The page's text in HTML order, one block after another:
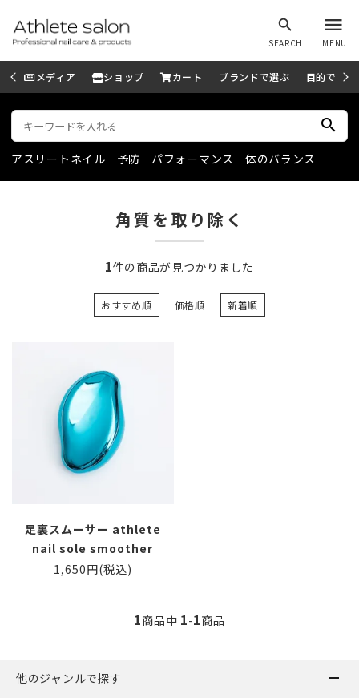
search
SEARCH
menu
MENU
メディア ショップ カート ブランドで選ぶ 目的で選ぶ
search
アスリートネイル 予防 パフォーマンス 体のバランス
角質を取り除く
1件の商品が見つかりました
おすすめ順 価格順 新着順
足裏スムーサー athlete
nail sole smoother
1,650円(税込)
1商品中 1-1商品
他のジャンルで探す